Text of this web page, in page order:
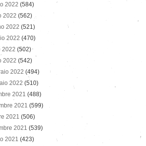
2022 (584)
2022 (562)
2022 (521)
2022 (470)
2022 (502)
2022 (542)
2022 (494)
2022 (510)
2021 (488)
2021 (599)
2021 (506)
2021 (539)
2021 (423)